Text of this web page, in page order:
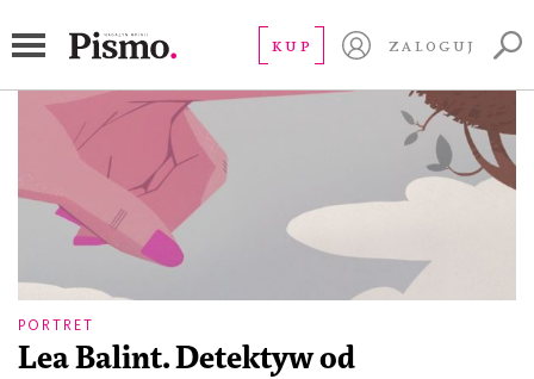
KUP ZALOGUJ
PORTRET
Lea Balint. Detektyw od